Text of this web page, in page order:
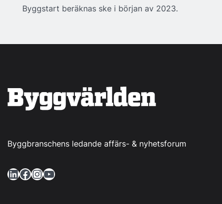
Byggstart beräknas ske i början av 2023.
Byggbranschens ledande affärs- & nyhetsforum
LinkedIn Facebook InstagramYouTube